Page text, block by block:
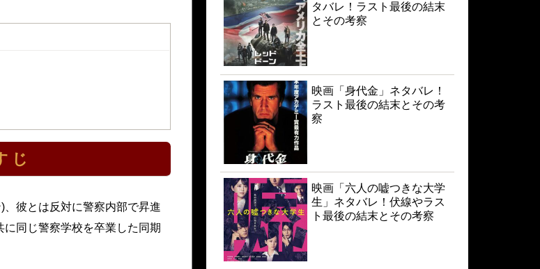
じ
彼とは反対に警察内部で昇進
同じ警察学校を卒業した同期
タバレ！ラスト最後の結末
とその考察
映画「身代金」ネタバレ！
ラスト最後の結末とその考
察
映画「六人の嘘つきな大学
生」ネタバレ！伏線やラス
ト最後の結末とその考察